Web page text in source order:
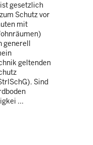
gesetzlich
Schutz vor
mit
generell
geltenden
Sind
...